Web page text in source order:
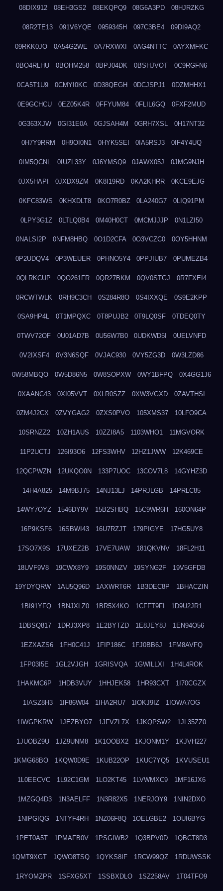
08DIX912 08EH3GS2 08EKQPQ9 08G6A3PD 08HJRZKG
08R2TE13 091V6YQE 0959345H 097C3BE4 09DI9AQ2
09RKK0JO 0A54G2WE 0A7RXWXI 0AG4NTTC 0AYXMFKC
0BO4RLHU 0BOHM258 0BPJ04DK 0BSHJVOT 0C9RGFN6
0CA5T1U9 0CMYI0KC 0D38QEGH 0DCJSPJ1 0DZMHHX1
0E9GCHCU 0EZ05K4R 0FFYUM84 0FLIL6GQ 0FXF2MUD
0G363XJW 0GI31E0A 0GJSAH4M 0GRH7XSL 0H17NT32
0H7Y9RRM 0H9OI0N1 0HYK5SEI 0IA5RSJ3 0IF4Y4UQ
0IM5QCNL 0IUZL33Y 0J6YMSQ9 0JAWX05J 0JMG9NJH
0JX5HAPI 0JXDX9ZM 0K8I19RD 0KA2KHRR 0KCE9EJG
0KFC83WS 0KHXDLT8 0KO7R0BZ 0LA240G7 0LIQ91PM
0LPY3G1Z 0LTLQ0B4 0M40H0CT 0MCMJJJP 0N1LZI50
0NALSI2P 0NFM8HBQ 0O1D2CFA 0O3VCZC0 0OY5HHNM
0P2UDQV4 0P3WEUER 0PHNO5Y4 0PPJIUB7 0PUMEZB4
0QLRKCUP 0QO261FR 0QR27BKM 0QV0STGJ 0R7FXEI4
0RCWTWLK 0RH9C3CH 0S284R8O 0S4IXXQE 0S9E2KPP
0SA9HP4L 0T1MPQXC 0T8PUJB2 0T9LQ0SF 0TDEQ0TY
0TWV72OF 0U01AD7B 0U56W7B0 0UDKWD5I 0UELVNFD
0V2IXSF4 0V3N6SQF 0VJAC930 0VY5ZG3D 0W3LZD86
0W58MBQO 0W5D86N5 0W8SOPXW 0WY1BFPQ 0X4GG1J6
0XAANC43 0XI05VVT 0XLR0SZZ 0XW3VGXD 0ZAVTHSI
0ZM4J2CX 0ZVYGAG2 0ZXS0PVO 105XMS37 10LFO9CA
10SRNZZ2 10ZH1AUS 10ZZI8A5 1103WHO1 11MGVORK
11P2UCTJ 126I93O6 12FS3WHV 12HZ1JWW 12K469CE
12QCPWZN 12UKQO0N 133P7UOC 13COV7L8 14GYHZ3D
14H4A825 14M9BJ75 14NJ13LJ 14PRJLGB 14PRLC85
14WY7OYZ 1546DY9V 15B2SHBQ 15C9WR6H 160ON64P
16P9KSF6 16SBWI43 16U7RZJT 179PIGYE 17HG5UY8
17SO7X9S 17UXEZ2B 17VE7UAW 181QKVNV 18FL2H11
18UVF9V8 19CWX8Y9 19S0NNZV 19SYNG2F 19V5GFDB
19YDYQRW 1AU5Q96D 1AXWRT6R 1B3DEC8P 1BHACZIN
1BI91YFQ 1BNJXLZ0 1BR5X4KO 1CFFT9FI 1D9U2JR1
1DBSQ817 1DRJ3XP8 1E2BYTZD 1E8JEY8J 1EN94O56
1EZXAZS6 1FH0C41J 1FIP186C 1FJ0BB6J 1FM8AVFQ
1FP03I5E 1GL2VJGH 1GRISVQA 1GWILLXI 1H4L4ROK
1HAKMC6P 1HDB3VUY 1HHJEK58 1HR93CXT 1I70CGZX
1IASZ8H3 1IF86W04 1IHA2RU7 1IOKJ9IZ 1IOWA7OG
1IWGPKRW 1JEZBYO7 1JFVZL7X 1JKQPSW2 1JL35ZZ0
1JUOBZ9U 1JZ9UNM8 1K1OOBX2 1KJONM1Y 1KJVH227
1KMG68BO 1KQW0D9E 1KUB22OP 1KUC7YQ5 1KVUSEU1
1L0EECVC 1L92C1GM 1LO2KT45 1LVWMXC9 1MF16JX6
1MZGQ4D3 1N3AELFF 1N3R82X5 1NERJOY9 1NIN2DXO
1NIPGIQG 1NTYF4RH 1NZ06F8Q 1OELGBE2 1OUI6BYG
1PET0A5T 1PMAFB0V 1PSGIWB2 1Q3BPV0D 1QBCT8D3
1QMT9XGT 1QWO8TSQ 1QYKS8IF 1RCW99QZ 1RDUWSSK
1RYOMZPR 1SFXG5XT 1SSBXDLO 1SZ258AV 1T04TFO9